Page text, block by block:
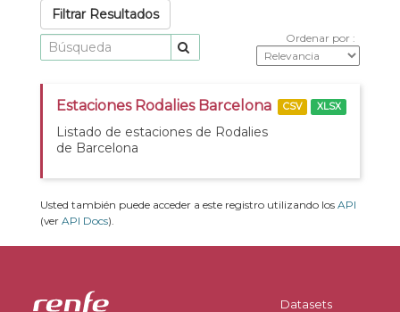
Filtrar Resultados
Ordenar por
Estaciones Rodalies Barcelona
Listado de estaciones de Rodalies
de Barcelona
CSV XLSX
Usted también puede acceder a este registro utilizando los API
(ver API Docs).
Datasets